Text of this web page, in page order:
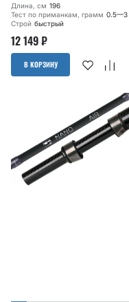
Длина, см 196
Тест по приманкам, грамм 0.5—3
Строй быстрый
12 149₽
В КОРЗИНУ